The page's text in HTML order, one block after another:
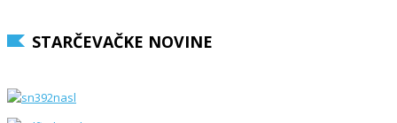
STARČEVAČKE NOVINE